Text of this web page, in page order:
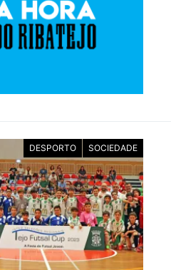
DESPORTO SOCIEDADE